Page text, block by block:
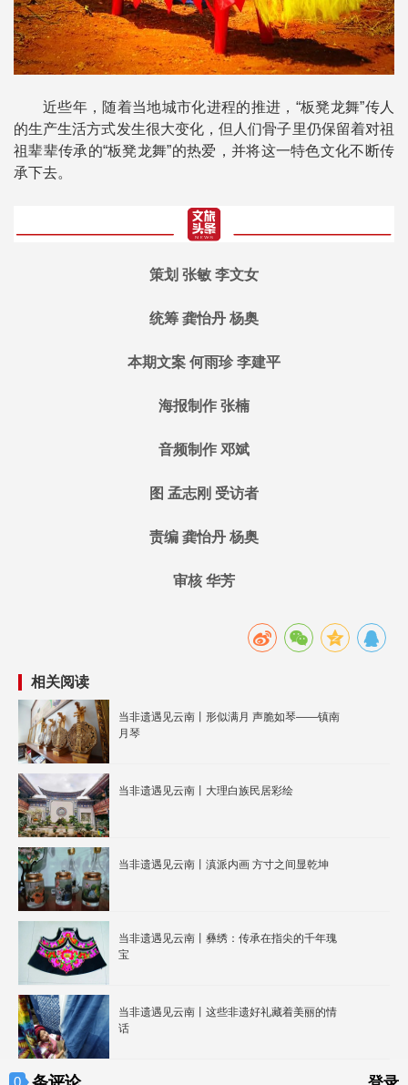
近些年，随着当地城市化进程的推进，“板凳龙舞”传人
的生产生活方式发生很大变化，但人们骨子里仍保留着对祖
祖辈辈传承的“板凳龙舞”的热爱，并将这一特色文化不断传
承下去。
策划 张敏 李文女
统筹 龚怡丹 杨奥
本期文案 何雨珍 李建平
海报制作 张楠
音频制作 邓斌
图 孟志刚 受访者
责编 龚怡丹 杨奥
审核 华芳
相关阅读
当非遗遇见云南丨形似满月 声脆如琴——镇南
月琴
当非遗遇见云南丨大理白族民居彩绘
当非遗遇见云南丨滇派内画 方寸之间显乾坤
当非遗遇见云南丨彝绣：传承在指尖的千年瑰
宝
当非遗遇见云南丨这些非遗好礼藏着美丽的情
话
0